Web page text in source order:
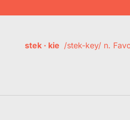
stek · kie /stek-key/ n.